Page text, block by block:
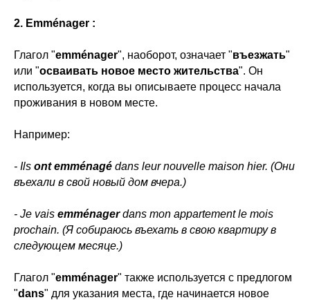
2. Emménager :
Глагол "emménager", наоборот, означает "въезжать"
или "осваивать новое место жительства". Он
используется, когда вы описываете процесс начала
проживания в новом месте.
Например:
- Ils ont emménagé dans leur nouvelle maison hier. (Они
въехали в свой новый дом вчера.)
- Je vais emménagerdans mon appartement le mois
prochain. (Я собираюсь въехать в свою квартиру в
следующем месяце.)
Глагол "emménager" также используется с предлогом
"dans" для указания места, где начинается новое